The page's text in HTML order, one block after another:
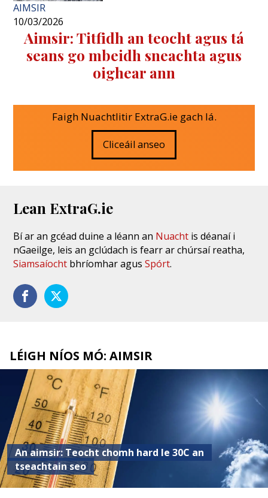
AIMSIR
10/03/2026
Aimsir: Titfidh an teocht agus tá
seans go mbeidh sneachta agus
oighear ann
Faigh Nuachtlitir ExtraG.ie gach lá.
Cliceáil anseo
Lean ExtraG.ie
Bí ar an gcéad duine a léann an Nuacht is déanaí i
nGaeilge, leis an gclúdach is fearr ar chúrsaí reatha,
Siamsaíocht bhríomhar agusSpórt.
LÉIGH NÍOS MÓ: AIMSIR
An aimsir: Teocht chomh hard le 30C an
tseachtain seo